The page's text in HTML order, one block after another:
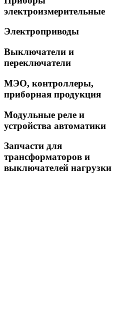
электроизмерительные
Электроприводы
Выключатели и
переключатели
МЭО, контроллеры,
приборная продукция
Модульные реле и
устройства автоматики
Запчасти для
трансформаторов и
выключателей нагрузки